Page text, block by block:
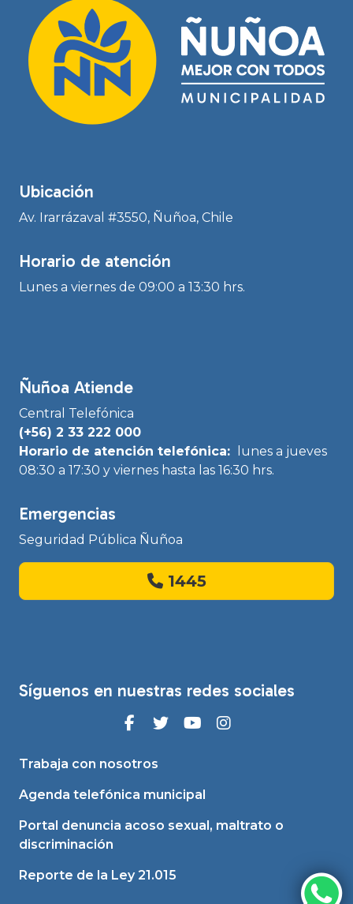
Ubicación
Av. Irarrázaval #3550, Ñuñoa, Chile
Horario de atención
Lunes a viernes de 09:00 a 13:30 hrs.
Ñuñoa Atiende
Central Telefónica
(+56) 2 33 222 000
Horario de atención telefónica:
lunes a jueves
08:30 a 17:30 y viernes hasta las 16:30 hrs.
Emergencias
Seguridad Pública Ñuñoa
1445
Síguenos en nuestras redes sociales
Trabaja con nosotros
Agenda telefónica municipal
Portal denuncia acoso sexual, maltrato o
discriminación
Reporte de la Ley 21.015